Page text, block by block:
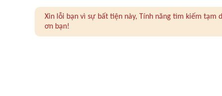
Xin lỗi bạn vì sự bất tiện này, Tính năng tìm kiếm
ơn bạn!